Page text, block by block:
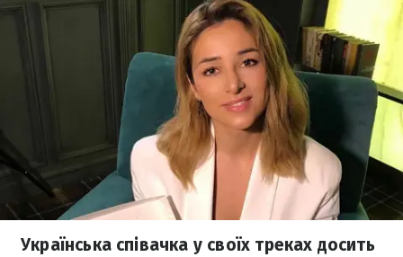
Українська співачка у своїх треках досить